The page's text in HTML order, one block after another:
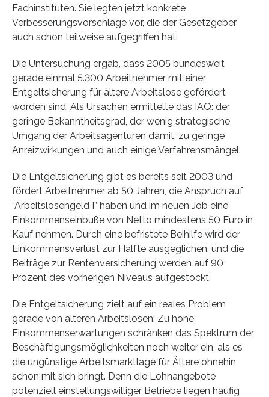
Fachinstituten. Sie legten jetzt konkrete
Verbesserungsvorschläge vor, die der Gesetzgeber
auch schon teilweise aufgegriffen hat.
Die Untersuchung ergab, dass 2005 bundesweit
gerade einmal 5.300 Arbeitnehmer mit einer
Entgeltsicherung für ältere Arbeitslose gefördert
worden sind. Als Ursachen ermittelte das IAQ: der
geringe Bekanntheitsgrad, der wenig strategische
Umgang der Arbeitsagenturen damit, zu geringe
Anreizwirkungen und auch einige Verfahrensmängel.
Die Entgeltsicherung gibt es bereits seit 2003 und
fördert Arbeitnehmer ab 50 Jahren, die Anspruch auf
“Arbeitslosengeld I” haben und im neuen Job eine
Einkommenseinbuße von Netto mindestens 50 Euro in
Kauf nehmen. Durch eine befristete Beihilfe wird der
Einkommensverlust zur Hälfte ausgeglichen, und die
Beiträge zur Rentenversicherung werden auf 90
Prozent des vorherigen Niveaus aufgestockt.
Die Entgeltsicherung zielt auf ein reales Problem
gerade von älteren Arbeitslosen: Zu hohe
Einkommenserwartungen schränken das Spektrum der
Beschäftigungsmöglichkeiten noch weiter ein, als es
die ungünstige Arbeitsmarktlage für Ältere ohnehin
schon mit sich bringt. Denn die Lohnangebote
potenziell einstellungswilliger Betriebe liegen häufig